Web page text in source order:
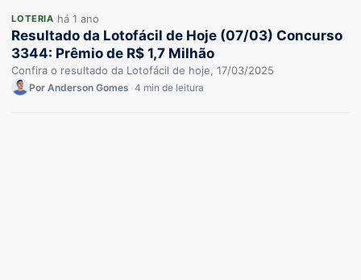
LOTERIA há 1 ano
Resultado da Lotofácil de Hoje (07/03) Concurso
3344: Prêmio de R$ 1,7 Milhão
Confira o resultado da Lotofácil de hoje, 17/03/2025
Por Anderson Gomes 4 min de leitura